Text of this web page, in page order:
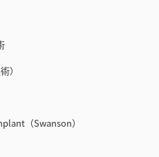
）
（Swanson）